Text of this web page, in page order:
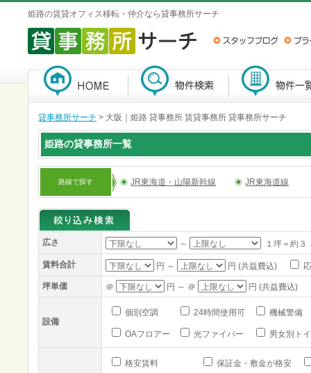
姫路の賃貸オフィス移転・仲介なら貸事務所サーチ
貸事務所サーチ > 大阪｜姫路 貸事務所 賃貸事務所 貸事務所サーチ
姫路の貸事務所一覧
路線で探す JR東海道・山陽新幹線 JR東海道線
広さ ～ １坪＝約３
賃料合計 円 ～ 円 (共益費込)
坪単価 ＠ 円 ～ ＠ 円 (共益費込)
設備
個別空調 24時間使用可 機械警備
OAフロアー 光ファイバー 男女別ト
格安賃料 保証金・敷金が格安